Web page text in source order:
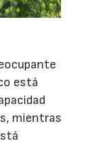
está
mientras